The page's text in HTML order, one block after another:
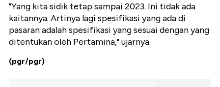
"Yang kita sidik tetap sampai 2023. Ini tidak ada
kaitannya. Artinya lagi spesifikasi yang ada di
pasaran adalah spesifikasi yang sesuai dengan yang
ditentukan oleh Pertamina," ujarnya.
(pgr/pgr)